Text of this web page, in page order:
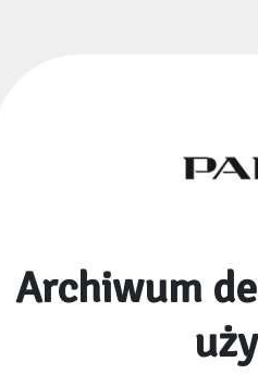
Archiwum